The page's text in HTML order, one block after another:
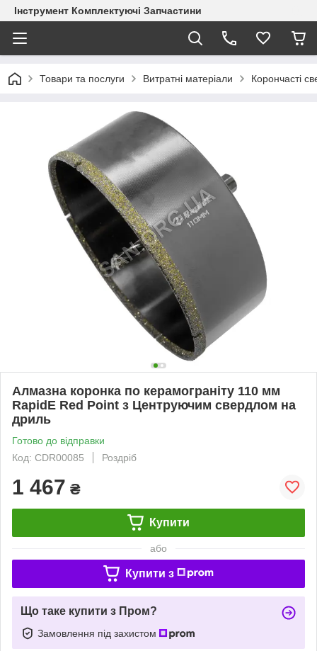
Інструмент Комплектуючі Запчастини
Товари та послуги Витратні матеріали Корончасті
Алмазна коронка по керамограніту 110 мм
RapidE Red Point з Центруючим свердлом на
дриль
Готово до відправки
Код: CDR00085
Роздріб
1 467 ₴
Купити
або
Купити з
Що таке купити з Пром?
Замовлення під захистом